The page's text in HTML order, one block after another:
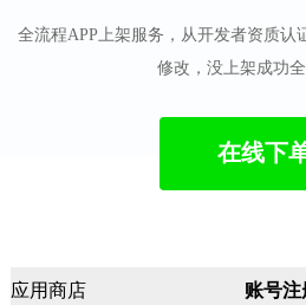
全流程APP上架服务，从开发者资质认
修改，没上架成功全
在线下
应用商店 账号注